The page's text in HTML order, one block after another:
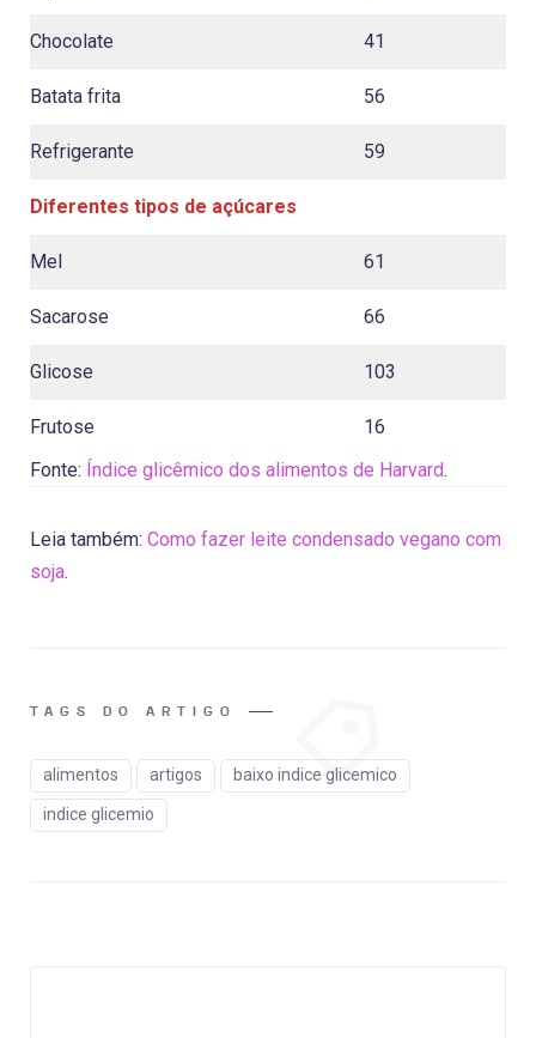
Chocolate 41
Batata frita 56
Refrigerante 59
Diferentes tipos de açúcares
Mel 61
Sacarose 66
Glicose 103
Frutose
16
Fonte: Índice glicêmico dos alimentos de Harvard.
Leia também: Como fazer leite condensado vegano com
soja.
TAGS DO ARTIGO
alimentos artigos baixo indice glicemico
indice glicemio